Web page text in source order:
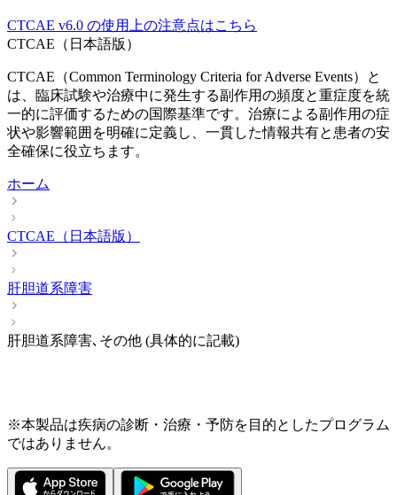
CTCAE v6.0 の使用上の注意点はこちら
CTCAE（日本語版）
CTCAE（Common Terminology Criteria for Adverse Events）と
は、臨床試験や治療中に発生する副作用の頻度と重症度を統
一的に評価するための国際基準です。治療による副作用の症
状や影響範囲を明確に定義し、一貫した情報共有と患者の安
全確保に役立ちます。
ホーム
CTCAE（日本語版）
肝胆道系障害
肝胆道系障害､その他 (具体的に記載)
※本製品は疾病の診断・治療・予防を目的としたプログラム
ではありません。